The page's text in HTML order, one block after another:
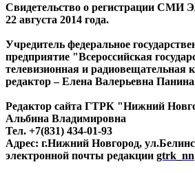
Свидетельство о регистрации СМИ
22 августа 2014 года.
Учредитель федеральное
предприятие "Всероссийская
телевизионная и
редактор – Елена Валерьевна
Редактор сайта ГТРК "Нижний
Альбина Владимировна
Тел. +7(831) 434-01-93
Адрес: г.Нижний Новгород,
электронной почты редакции